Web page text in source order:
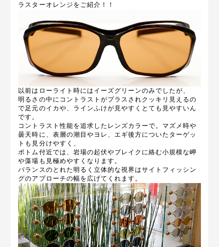
ラスターオレンジをご紹介！！
以前はローライト時にはイーズグリーンのみでしたが、
明るさの中にコントラストがプラスされクッキリ見えるの
で足元のイカや、ラインふけが見やすくとても見やすいん
です。
コントラスト性能を追求したレンズカラーで。マズメ時や
曇天時に、表層の潮目やヨレ、エギ後方についたターゲッ
トも見分けやすく、
ボトム付近では、岩場の起伏やブレイクに絡む小規模な岬
や藻場も見極めやすくなります。
バランスのとれた明るく立体的な視界はサイトフィッシン
グのアプローチの幅を広げてくれます。